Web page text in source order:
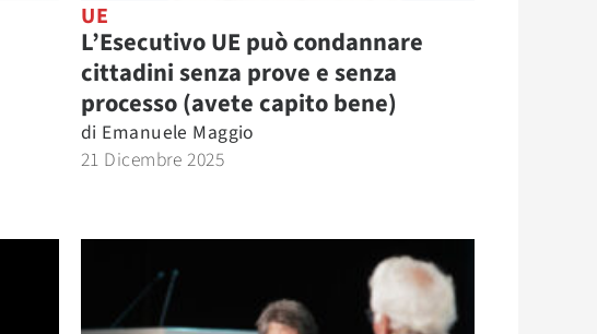
UE
L’Esecutivo UE può condannare
cittadini senza prove e senza
processo (avete capito bene)
di Emanuele Maggio
21 Dicembre 2025